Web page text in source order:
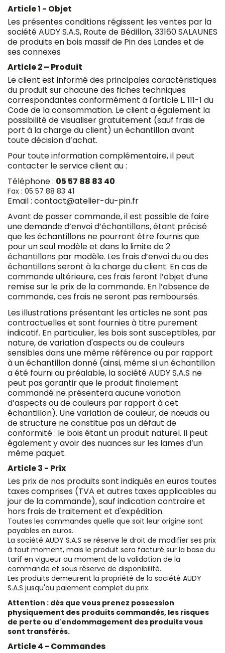
Article 1 - Objet
Les présentes conditions régissent les ventes par la
société AUDY S.A.S, Route de Bédillon, 33160 SALAUNES
de produits en bois massif de Pin des Landes et de
ses connexes
Article 2 – Produit
Le client est informé des principales caractéristiques
du produit sur chacune des fiches techniques
correspondantes conformément à l'article L. 111-1 du
Code de la consommation. Le client a également la
possibilité de visualiser gratuitement (sauf frais de
port à la charge du client) un échantillon avant
toute décision d’achat.
Pour toute information complémentaire, il peut
contacter le service client au :
Téléphone : 05 57 88 83 40
Fax : 05 57 88 83 41
Email : contact@atelier-du-pin.fr
Avant de passer commande, il est possible de faire
une demande d’envoi d’échantillons, étant précisé
que les échantillons ne pourront être fournis que
pour un seul modèle et dans la limite de 2
échantillons par modèle. Les frais d’envoi du ou des
échantillons seront à la charge du client. En cas de
commande ultérieure, ces frais feront l’objet d’une
remise sur le prix de la commande. En l’absence de
commande, ces frais ne seront pas remboursés.
Les illustrations présentant les articles ne sont pas
contractuelles et sont fournies à titre purement
indicatif. En particulier, les bois sont susceptibles, par
nature, de variation d'aspects ou de couleurs
sensibles dans une même référence ou par rapport
à un échantillon donné (ainsi, même si un échantillon
a été fourni au préalable, la société AUDY S.A.S ne
peut pas garantir que le produit finalement
commandé ne présentera aucune variation
d’aspects ou de couleurs par rapport à cet
échantillon). Une variation de couleur, de nœuds ou
de structure ne constitue pas un défaut de
conformité : le bois étant un produit naturel. Il peut
également y avoir des nuances sur les lames d’un
même paquet.
Article 3 - Prix
Les prix de nos produits sont indiqués en euros toutes
taxes comprises (TVA et autres taxes applicables au
jour de la commande), sauf indication contraire et
hors frais de traitement et d'expédition.
Toutes les commandes quelle que soit leur origine sont
payables en euros.
La société AUDY S.A.S se réserve le droit de modifier ses prix
à tout moment, mais le produit sera facturé sur la base du
tarif en vigueur au moment de la validation de la
commande et sous réserve de disponibilité.
Les produits demeurent la propriété de la société AUDY
S.A.S jusqu'au paiement complet du prix.
Attention : dès que vous prenez possession
physiquement des produits commandés, les risques
de perte ou d'endommagement des produits vous
sont transférés.
Article 4 - Commandes